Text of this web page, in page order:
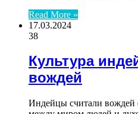
Read More »
17.03.2024
38
Культура
вождей
Индейцы считали